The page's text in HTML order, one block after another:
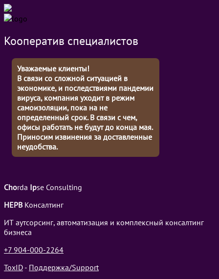
Кооператив специалистов
Уважаемые клиенты!
В связи со сложной ситуацией в
экономике, и последствиями пандемии
вируса, компания уходит в режим
самоизоляции, пока на не
определенный срок. В связи с чем,
офисы работать не будут до конца мая.
Приносим извинения за доставленные
неудобства.
Chorda Ipse Consulting
НЕРВ Консалтинг
ИТ аутсорсинг, автоматизация и комплексный консалтинг
бизнеса
+7 904-000-2264
ToxID - Поддержка/Support